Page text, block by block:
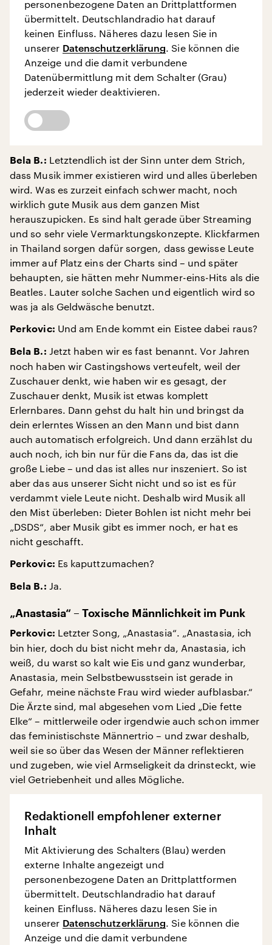
personenbezogene Daten an Drittplattformen
übermittelt. Deutschlandradio hat darauf
keinen Einfluss. Näheres dazu lesen Sie in
unserer Datenschutzerklärung. Sie können die
Anzeige und die damit verbundene
Datenübermittlung mit dem Schalter (Grau)
jederzeit wieder deaktivieren.
Bela B.: Letztendlich ist der Sinn unter dem Strich,
dass Musik immer existieren wird und alles überleben
wird. Was es zurzeit einfach schwer macht, noch
wirklich gute Musik aus dem ganzen Mist
herauszupicken. Es sind halt gerade über Streaming
und so sehr viele Vermarktungskonzepte. Klickfarmen
in Thailand sorgen dafür sorgen, dass gewisse Leute
immer auf Platz eins der Charts sind – und später
behaupten, sie hätten mehr Nummer-eins-Hits als die
Beatles. Lauter solche Sachen und eigentlich wird so
was ja als Geldwäsche benutzt.
Perkovic: Und am Ende kommt ein Eistee dabei raus?
Bela B.: Jetzt haben wir es fast benannt. Vor Jahren
noch haben wir Castingshows verteufelt, weil der
Zuschauer denkt, wie haben wir es gesagt, der
Zuschauer denkt, Musik ist etwas komplett
Erlernbares. Dann gehst du halt hin und bringst da
dein erlerntes Wissen an den Mann und bist dann
auch automatisch erfolgreich. Und dann erzählst du
auch noch, ich bin nur für die Fans da, das ist die
große Liebe – und das ist alles nur inszeniert. So ist
aber das aus unserer Sicht nicht und so ist es für
verdammt viele Leute nicht. Deshalb wird Musik all
den Mist überleben: Dieter Bohlen ist nicht mehr bei
„DSDS“, aber Musik gibt es immer noch, er hat es
nicht geschafft.
Perkovic: Es kaputtzumachen?
Bela B.: Ja.
„Anastasia“ – Toxische Männlichkeit im Punk
Perkovic: Letzter Song, „Anastasia“. „Anastasia, ich
bin hier, doch du bist nicht mehr da, Anastasia, ich
weiß, du warst so kalt wie Eis und ganz wunderbar,
Anastasia, mein Selbstbewusstsein ist gerade in
Gefahr, meine nächste Frau wird wieder aufblasbar.“
Die Ärzte sind, mal abgesehen vom Lied „Die fette
Elke“ – mittlerweile oder irgendwie auch schon immer
das feministischste Männertrio – und zwar deshalb,
weil sie so über das Wesen der Männer reflektieren
und zugeben, wie viel Armseligkeit da drinsteckt, wie
viel Getriebenheit und alles Mögliche.
Redaktionell empfohlener externer
Inhalt
Mit Aktivierung des Schalters (Blau) werden
externe Inhalte angezeigt und
personenbezogene Daten an Drittplattformen
übermittelt. Deutschlandradio hat darauf
keinen Einfluss. Näheres dazu lesen Sie in
unserer Datenschutzerklärung. Sie können die
Anzeige und die damit verbundene